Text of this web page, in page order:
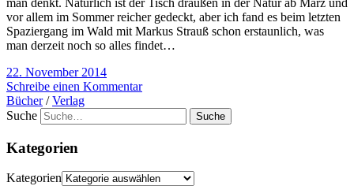
man denkt. Natürlich ist der Tisch draußen in der Natur ab März und
vor allem im Sommer reicher gedeckt, aber ich fand es beim letzten
Spaziergang im Wald mit Markus Strauß schon erstaunlich, was
man derzeit noch so alles findet…
22. November 2014
Schreibe einen Kommentar
Bücher/Verlag
Suche
Kategorien
Kategorien